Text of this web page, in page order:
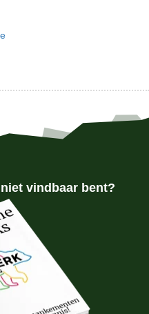
vindbaar bent?